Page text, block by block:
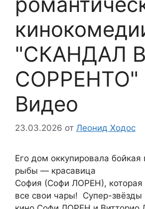
"СКАНДАЛ В
СОРРЕНТО"
Видео
23.03.2026 от Леонид Ходос
Его дом оккупировала
рыбы — красавица
София (Софи ЛОРЕН), которая
все свои чары! Супер-звёзды